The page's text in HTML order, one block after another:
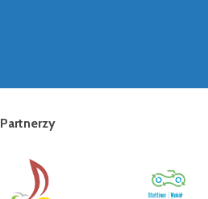
Partnerzy